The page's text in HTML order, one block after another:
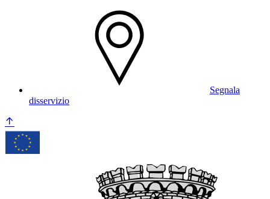
Segnala
disservizio